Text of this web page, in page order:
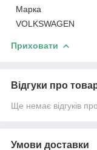
Марка
VOLKSWAGEN
Приховати
Відгуки про
Ще немає відгуків
Умови доставки